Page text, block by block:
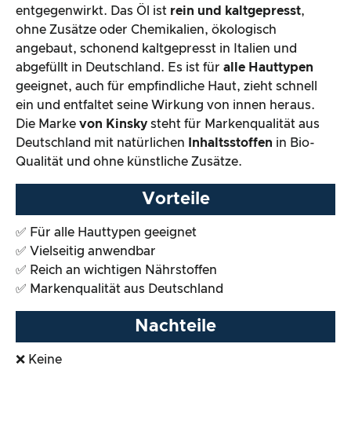
Gesamtergebnis
entgegenwirkt. Das Öl ist rein und kaltgepresst,
ohne Zusätze oder Chemikalien, ökologisch
angebaut, schonend kaltgepresst in Italien und
abgefüllt in Deutschland. Es ist für alle Hauttypen
geeignet, auch für empfindliche Haut, zieht schnell
ein und entfaltet seine Wirkung von innen heraus.
Die Marke von Kinsky steht für Markenqualität aus
Deutschland mit natürlichen
Inhaltsstoffen in Bio-
Qualität und ohne künstliche Zusätze.
Vorteile
✅ Für alle Hauttypen geeignet
✅ Vielseitig anwendbar
✅ Reich an wichtigen Nährstoffen
✅ Markenqualität aus Deutschland
Nachteile
❌ Keine